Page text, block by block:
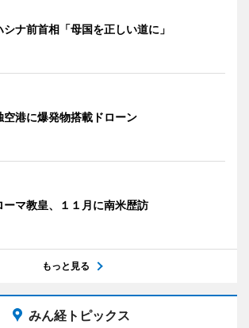
シナ前首相「母国を正しい道に」
空港に爆発物搭載ドローン
ーマ教皇、１１月に南米歴訪
もっと見る
みん経トピックス